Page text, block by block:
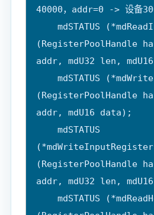
40000，addr=0 -> 设备
    mdSTATUS (*mdReadInputRegisters)
(RegisterPoolHandle
addr, mdU32 len,
    mdSTATUS (*mdWriteInputRegister)
(RegisterPoolHandle
addr, mdU16 data);
    mdSTATUS
(RegisterPoolHandle
addr, mdU32 len,
    mdSTATUS (*mdReadHoldRegister)